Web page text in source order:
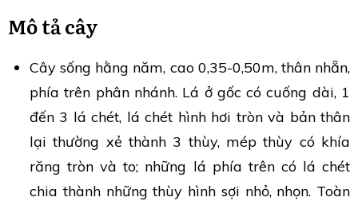
Mô tả cây
Cây sống hằng năm, cao 0,35-0,50m, thân nhẵn,
phía trên phân nhánh. Lá ở gốc có cuống dài, 1
đến 3 lá chét, lá chét hình hơi tròn và bản thân
lại thường xẻ thành 3 thùy, mép thùy có khía
răng tròn và to; những lá phía trên có lá chét
chia thành những thùy hình sợi nhỏ, nhọn. Toàn